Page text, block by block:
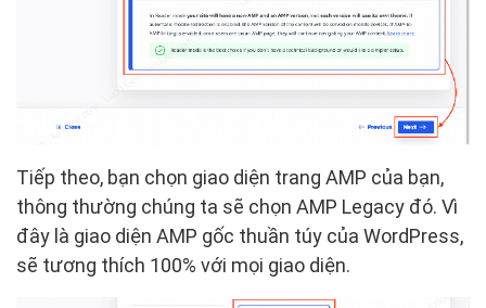
Tiếp theo, bạn chọn giao diện trang AMP của bạn,
thông thường chúng ta sẽ chọn AMP Legacy đó. Vì
đây là giao diện AMP gốc thuần túy của WordPress,
sẽ tương thích 100% với mọi giao diện.